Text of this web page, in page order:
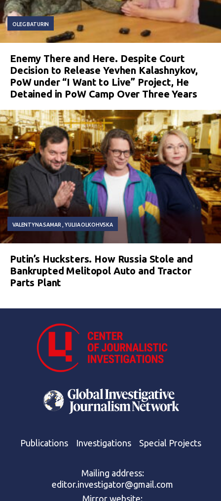
OLEG BATURIN
Enemy There and Here. Despite Court
Decision to Release Yevhen Kalashnykov,
PoW under “I Want to Live” Project, He
Detained in PoW Camp Over Three Years
VALENTYNA SAMAR YULIIA OLKOHVSKA
Putin’s Hucksters. How Russia Stole and
Bankrupted Melitopol Auto and Tractor
Parts Plant
Publications Investigations Special Projects
Mailing address:
editor.investigator@gmail.com
Mirror website: